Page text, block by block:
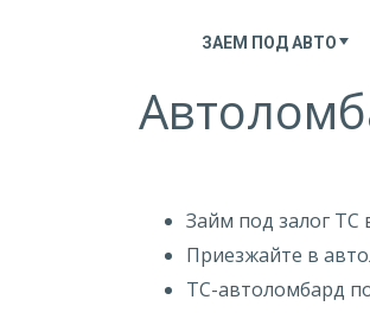
ЗАЕМ ПОД АВТО
Займ под залог ТС
Приезжайте в
ТС-автоломбард